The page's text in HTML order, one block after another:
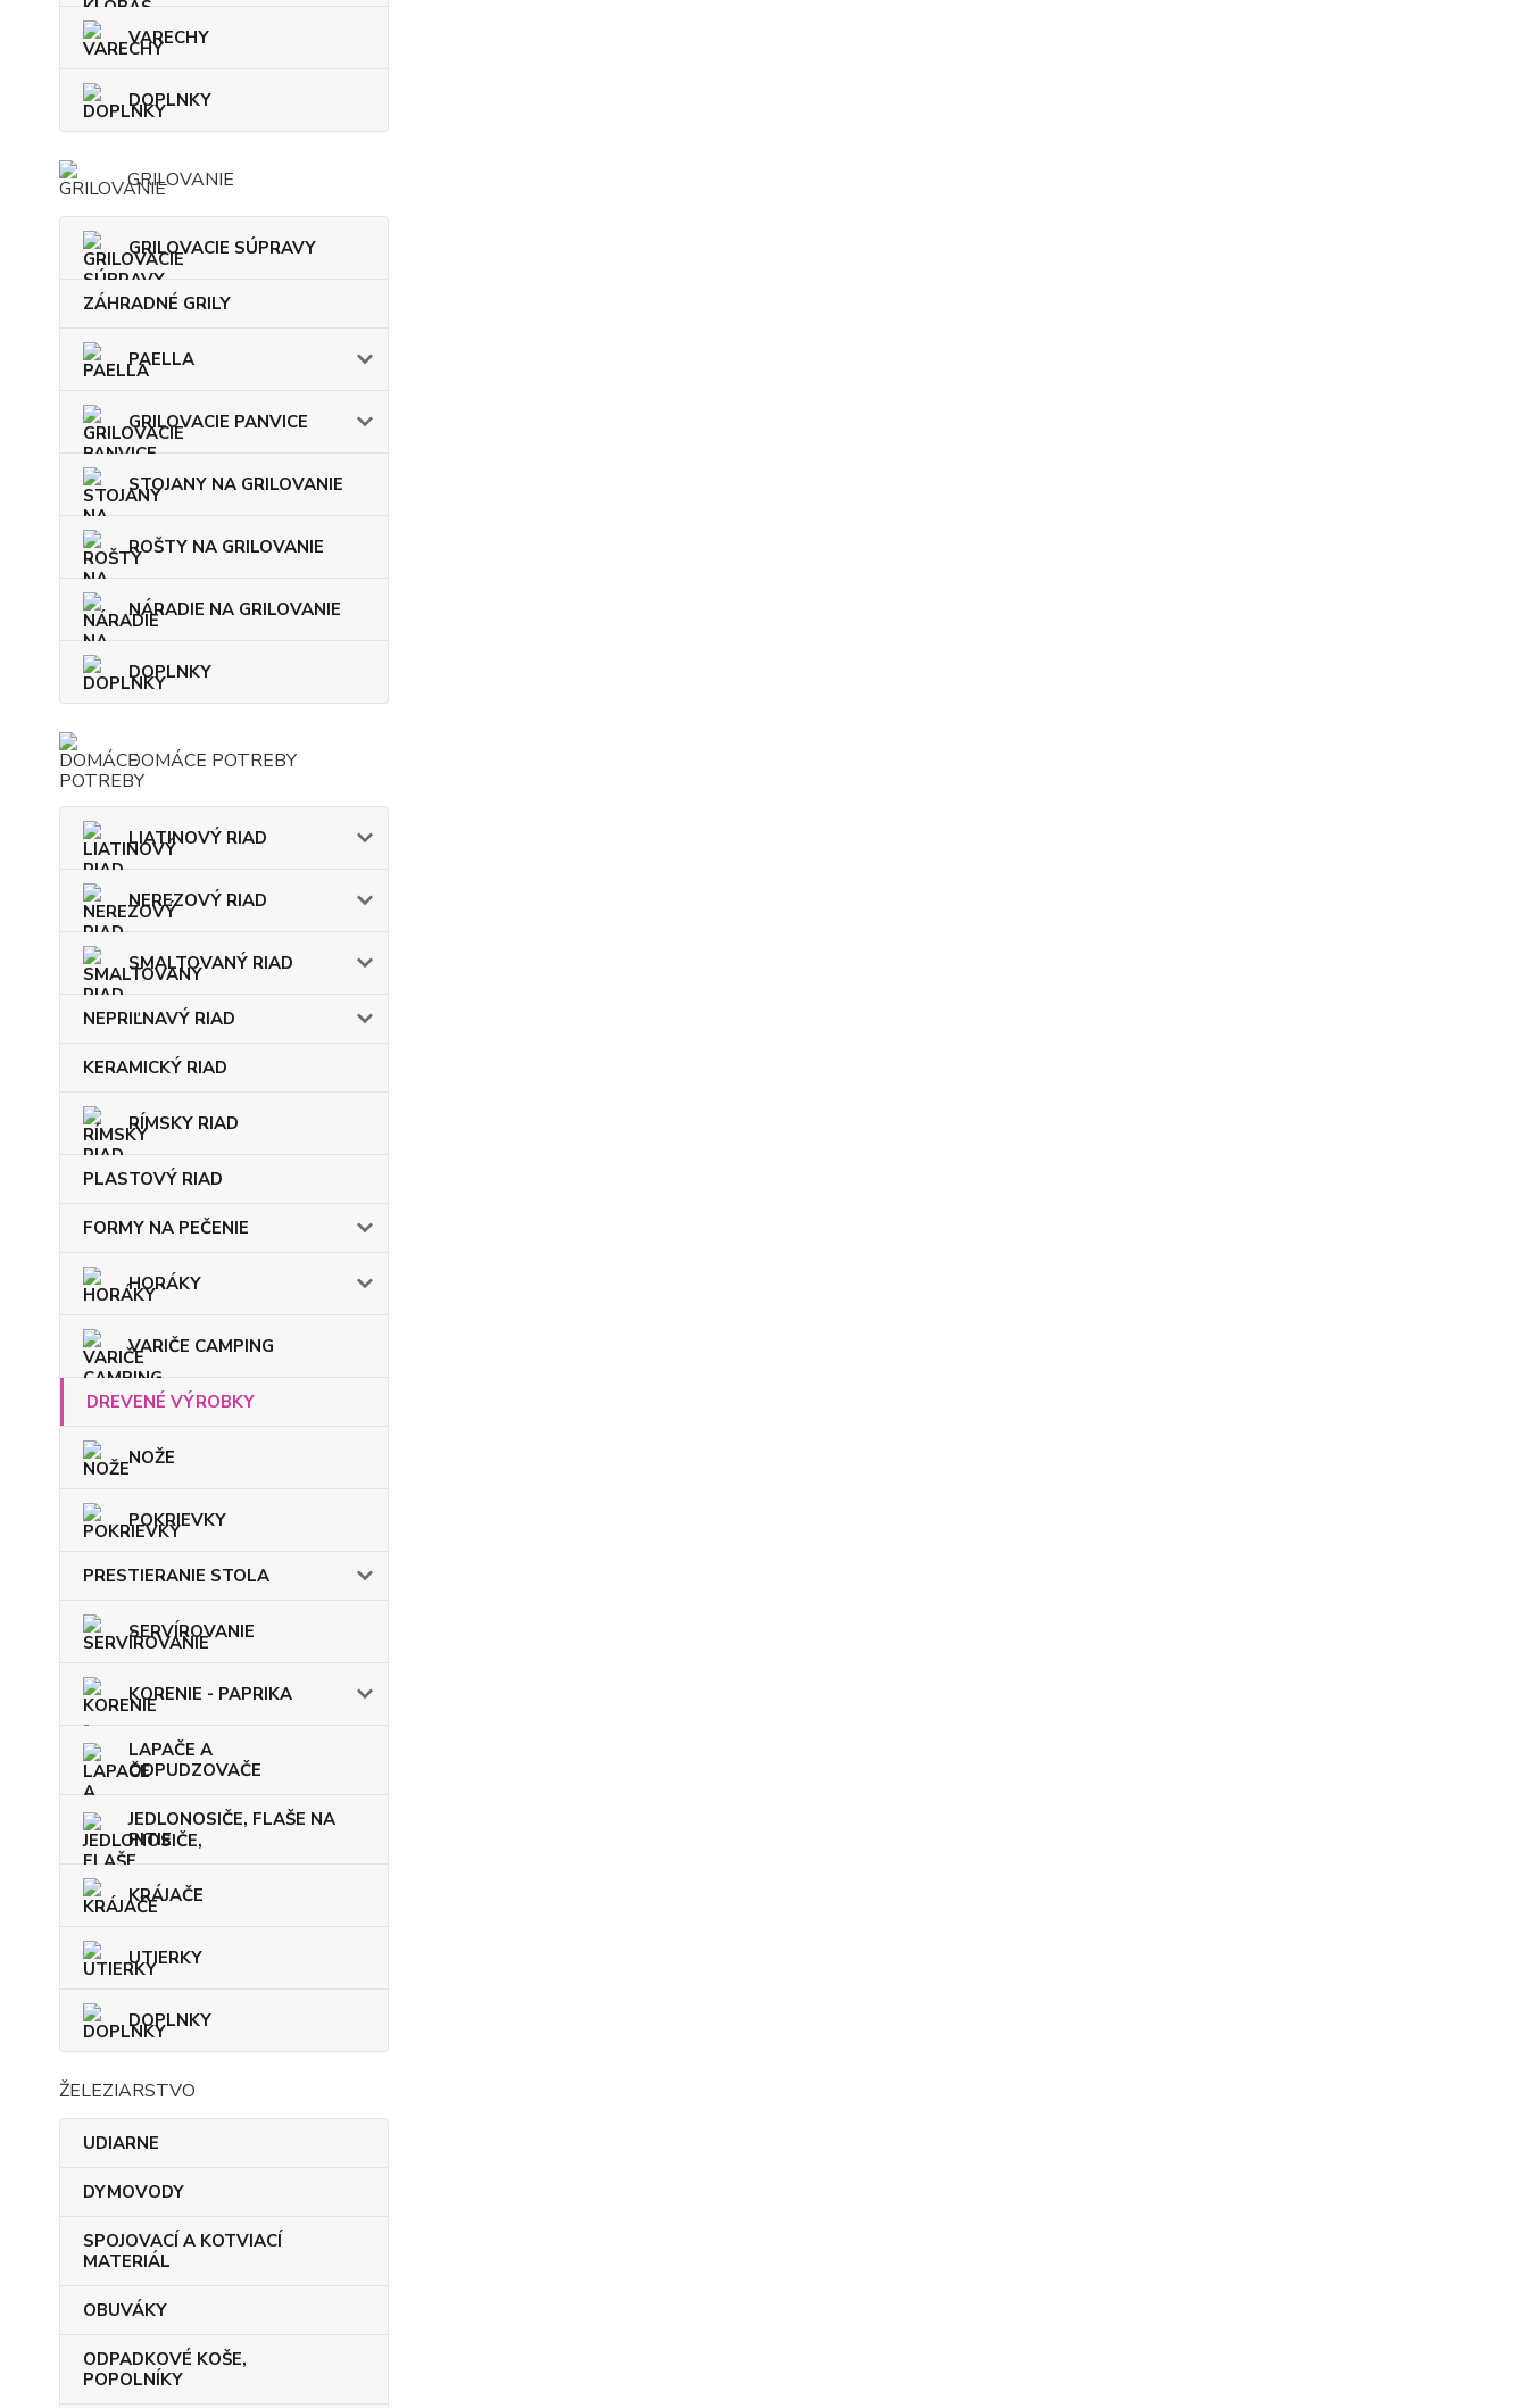
VARECHY
DOPLNKY
GRILOVANIE
GRILOVACIE SÚPRAVY
ZÁHRADNÉ GRILY
PAELLA
GRILOVACIE PANVICE
STOJANY NA GRILOVANIE
ROŠTY NA GRILOVANIE
NÁRADIE NA GRILOVANIE
DOPLNKY
DOMÁCE POTREBY
LIATINOVÝ RIAD
NEREZOVÝ RIAD
SMALTOVANÝ RIAD
NEPRIĽNAVÝ RIAD
KERAMICKÝ RIAD
RÍMSKY RIAD
PLASTOVÝ RIAD
FORMY NA PEČENIE
HORÁKY
VARIČE CAMPING
DREVENÉ VÝROBKY
NOŽE
POKRIEVKY
PRESTIERANIE STOLA
SERVÍROVANIE
KORENIE - PAPRIKA
LAPAČE A
ODPUDZOVAČE
JEDLONOSIČE, FLAŠE NA
PITIE
KRÁJAČE
UTIERKY
DOPLNKY
ŽELEZIARSTVO
UDIARNE
DYMOVODY
SPOJOVACÍ A KOTVIACÍ
MATERIÁL
OBUVÁKY
ODPADKOVÉ KOŠE,
POPOLNÍKY